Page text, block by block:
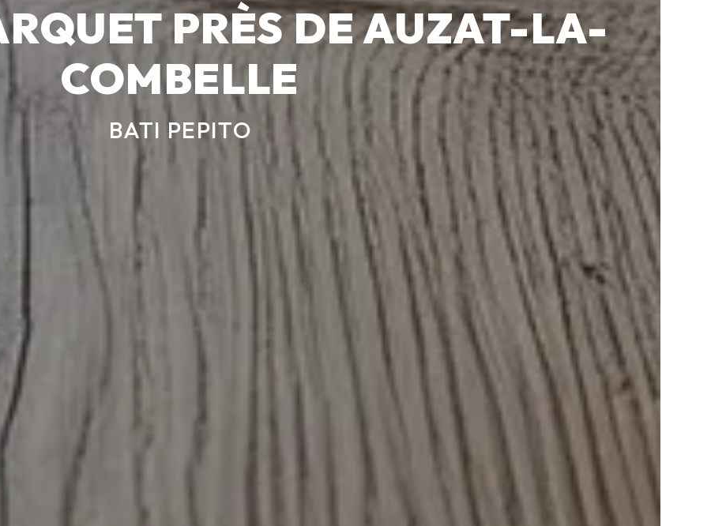
PRÈS DE AUZAT-LA-
COMBELLE
BATI PEPITO